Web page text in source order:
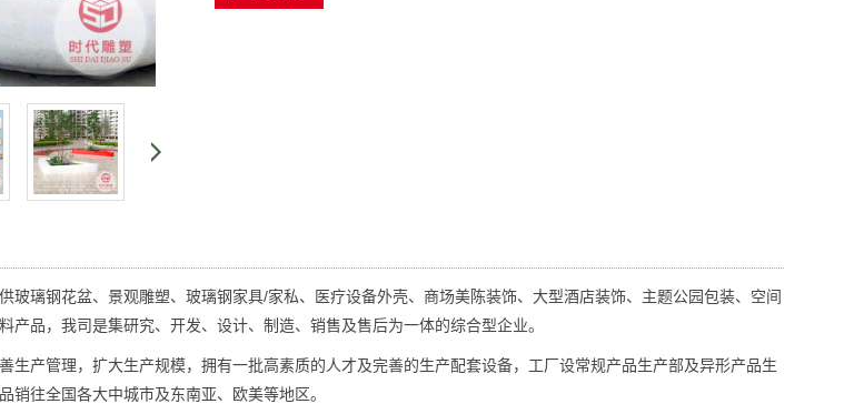
璃钢花盆、景观雕塑、玻璃钢家具/家私、医疗设备外壳、商场美陈装饰、大型酒店装饰、主题公园包装、空间
产品，我司是集研究、开发、设计、制造、销售及售后为一体的综合型企业。
产管理，扩大生产规模，拥有一批高素质的人才及完善的生产配套设备，工厂设常规产品生产部及异形产品生
销往全国各大中城市及东南亚、欧美等地区。